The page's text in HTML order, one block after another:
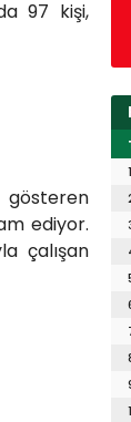
97 kişi,
gösteren
ediyor.
çalışan